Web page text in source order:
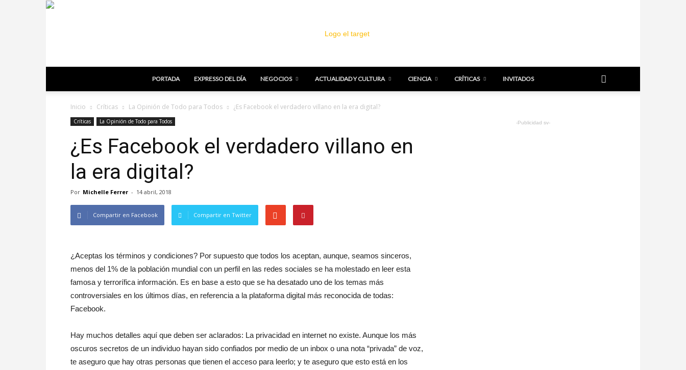
PORTADA EXPRESSO DEL DÍA NEGOCIOS ACTUALIDAD Y CULTURA CIENCIA CRÍTICAS INVITADOS
Inicio Críticas La Opinión de Todo para Todos ¿Es Facebook el verdadero villano en la era digital?
Críticas La Opinión de Todo para Todos
¿Es Facebook el verdadero villano en
la era digital?
Por Michelle Ferrer - 14 abril, 2018
Compartir en Facebook Compartir en Twitter
¿Aceptas los términos y condiciones? Por supuesto que todos los aceptan, aunque, seamos sinceros,
menos del 1% de la población mundial con un perfil en las redes sociales se ha molestado en leer esta
famosa y terrorífica información. Es en base a esto que se ha desatado uno de los temas más
controversiales en los últimos días, en referencia a la plataforma digital más reconocida de todas:
Facebook.
Hay muchos detalles aquí que deben ser aclarados: La privacidad en internet no existe. Aunque los más
oscuros secretos de un individuo hayan sido confiados por medio de un inbox o una nota “privada” de voz,
te aseguro que hay otras personas que tienen el acceso para leerlo; y te aseguro que esto está en los
-Publicidad sv-